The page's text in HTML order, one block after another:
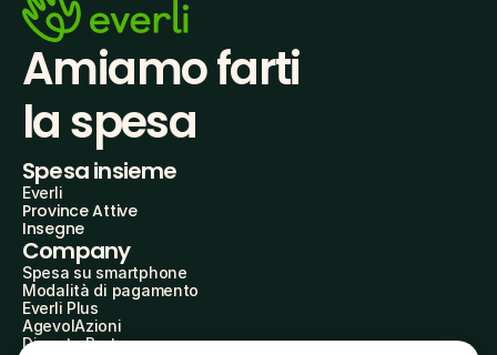
Amiamo farti
la spesa
Spesa insieme
Everli
Province Attive
Insegne
Company
Spesa su smartphone
Modalità di pagamento
Everli Plus
AgevolAzioni
Diventa Partner